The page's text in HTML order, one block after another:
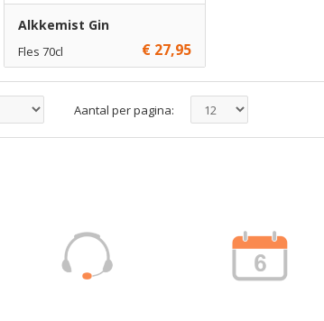
Alkkemist Gin
Fles 70cl € 27,95
€ 27,95
€ 26,95 Toevoegen
Aantal per pagina: